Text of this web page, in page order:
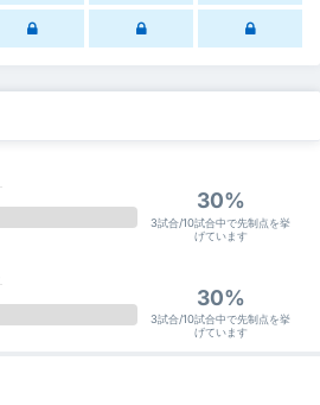
30%
3試合/10試合中で先制点を挙
げています
30%
3試合/10試合中で先制点を挙
げています